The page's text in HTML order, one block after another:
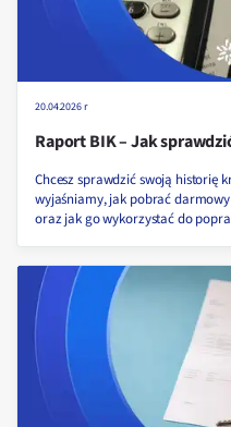
20.04.2026 r
Raport BIK – Jak
Chcesz sprawdzić swoją historię
wyjaśniamy, jak pobrać
oraz jak go wykorzystać do